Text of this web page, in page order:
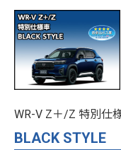
WR-V Z＋/Z 特別仕
BLACK STYLE